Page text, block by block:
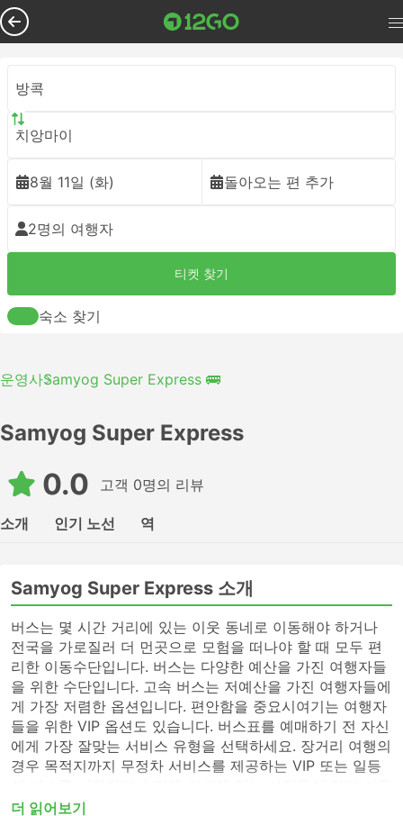
방콕
치앙마이
8월 11일 (화) 돌아오는 편 추가
2명의 여행자
티켓 찾기
숙소 찾기
운영사Samyog Super Express 🚌
Samyog Super Express
0.0 고객 0명의 리뷰
소개 인기 노선 역
Samyog Super Express 소개
버스는 몇 시간 거리에 있는 이웃 동네로 이동해야 하거나
전국을 가로질러 더 먼곳으로 모험을 떠나야 할 때 모두 편
리한 이동수단입니다. 버스는 다양한 예산을 가진 여행자들
을 위한 수단입니다. 고속 버스는 저예산을 가진 여행자들에
게 가장 저렴한 옵션입니다. 편안함을 중요시여기는 여행자
들을 위한 VIP 옵션도 있습니다. 버스표를 예매하기 전 자신
에게 가장 잘맞는 서비스 유형을 선택하세요. 장거리 여행의
경우 목적지까지 무정차 서비스를 제공하는 VIP 또는 일등
하지 않는 버스역에 전화하여 표를 알아보세요. 고속 버스
더 읽어보기